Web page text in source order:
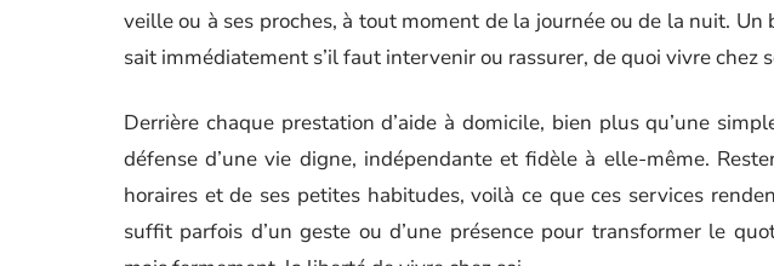
veille ou à ses proches, à tout moment de la journée ou de la nuit. Un
sait immédiatement s’il faut intervenir ou rassurer, de quoi vivre chez
Derrière chaque prestation d’aide à domicile, bien plus qu’une
défense d’une vie digne, indépendante et fidèle à elle-même.
horaires et de ses petites habitudes, voilà ce que ces services
suffit parfois d’un geste ou d’une présence pour transformer le